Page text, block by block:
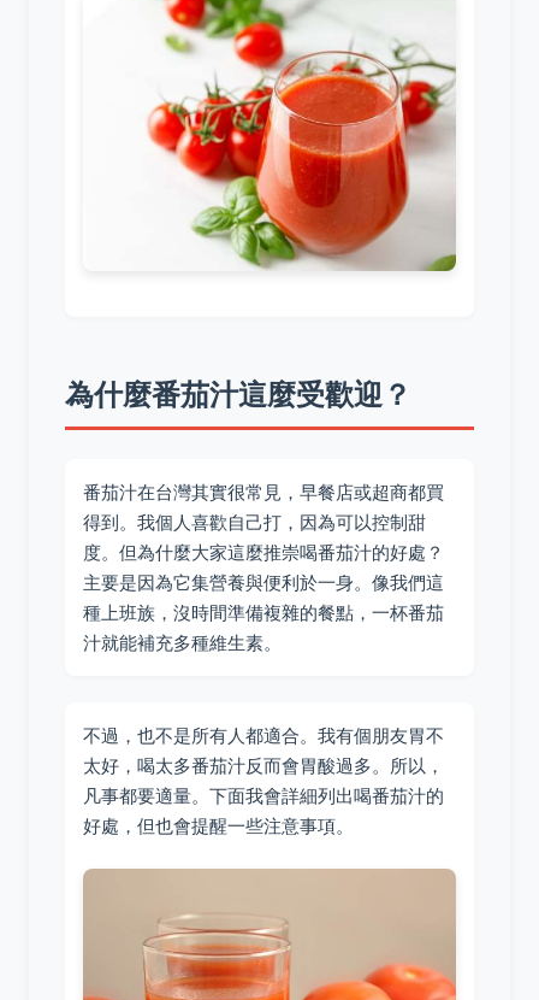
為什麼番茄汁這麼受歡迎？
番茄汁在台灣其實很常見，早餐店或超商都買
得到。我個人喜歡自己打，因為可以控制甜
度。但為什麼大家這麼推崇喝番茄汁的好處？
主要是因為它集營養與便利於一身。像我們這
種上班族，沒時間準備複雜的餐點，一杯番茄
汁就能補充多種維生素。
不過，也不是所有人都適合。我有個朋友胃不
太好，喝太多番茄汁反而會胃酸過多。所以，
凡事都要適量。下面我會詳細列出喝番茄汁的
好處，但也會提醒一些注意事項。